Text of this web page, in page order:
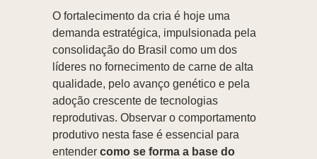
O fortalecimento da cria é hoje uma
demanda estratégica, impulsionada pela
consolidação do Brasil como um dos
líderes no fornecimento de carne de alta
qualidade, pelo avanço genético e pela
adoção crescente de tecnologias
reprodutivas. Observar o comportamento
produtivo nesta fase é essencial para
entender como se forma a base do